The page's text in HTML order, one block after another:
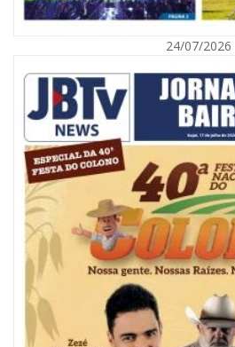
Audiência pública debate Programa
Social em Itajaí
24/07/2026